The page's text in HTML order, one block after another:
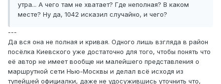
утра... А чего там не хватает? Где неполная? В каком
месте? Ну да, 1042 исказил случайно, и чего?
---
Да вся она не полная и кривая. Одного лишь взгляда в район
посёлка Киевского уже достаточно для того, чтобы понять что
её автор не имеет вообще ни малейшего представления о
маршрутной сети Нью-Москвы и делал всё исходя из
тупейшей официалки, даже не удосужившись уточнить что,